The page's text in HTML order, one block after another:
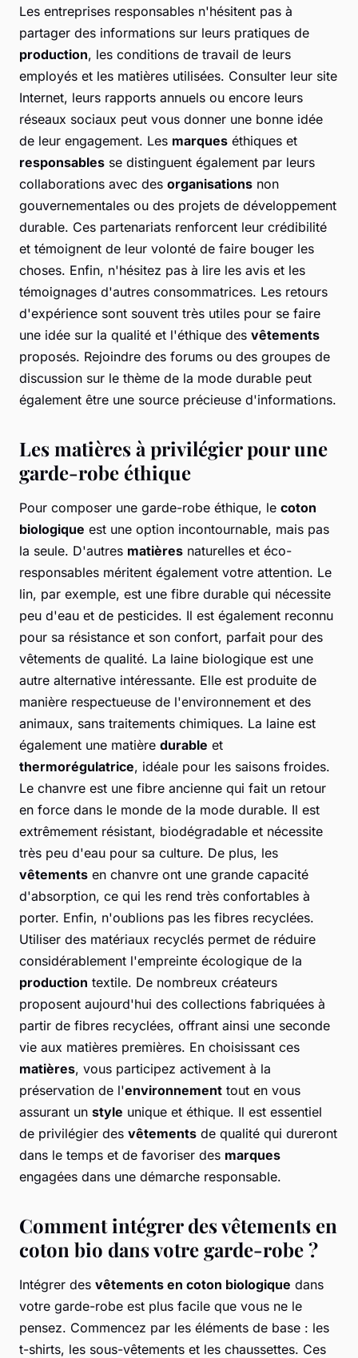
Les entreprises responsables n'hésitent pas à
partager des informations sur leurs pratiques de
production, les conditions de travail de leurs
employés et les matières utilisées. Consulter leur site
Internet, leurs rapports annuels ou encore leurs
réseaux sociaux peut vous donner une bonne idée
de leur engagement. Les marques éthiques et
responsables se distinguent également par leurs
collaborations avec des organisations non
gouvernementales ou des projets de développement
durable. Ces partenariats renforcent leur crédibilité
et témoignent de leur volonté de faire bouger les
choses. Enfin, n'hésitez pas à lire les avis et les
témoignages d'autres consommatrices. Les retours
d'expérience sont souvent très utiles pour se faire
une idée sur la qualité et l'éthique des vêtements
proposés. Rejoindre des forums ou des groupes de
discussion sur le thème de la mode durable peut
également être une source précieuse d'informations.
Les matières à privilégier pour une
garde-robe éthique
Pour composer une garde-robe éthique, le coton
biologique est une option incontournable, mais pas
la seule. D'autres matières naturelles et éco-
responsables méritent également votre attention. Le
lin, par exemple, est une fibre durable qui nécessite
peu d'eau et de pesticides. Il est également reconnu
pour sa résistance et son confort, parfait pour des
vêtements de qualité. La laine biologique est une
autre alternative intéressante. Elle est produite de
manière respectueuse de l'environnement et des
animaux, sans traitements chimiques. La laine est
également une matière durable et
thermorégulatrice, idéale pour les saisons froides.
Le chanvre est une fibre ancienne qui fait un retour
en force dans le monde de la mode durable. Il est
extrêmement résistant, biodégradable et nécessite
très peu d'eau pour sa culture. De plus, les
vêtements en chanvre ont une grande capacité
d'absorption, ce qui les rend très confortables à
porter. Enfin, n'oublions pas les fibres recyclées.
Utiliser des matériaux recyclés permet de réduire
considérablement l'empreinte écologique de la
production textile. De nombreux créateurs
proposent aujourd'hui des collections fabriquées à
partir de fibres recyclées, offrant ainsi une seconde
vie aux matières premières. En choisissant ces
matières, vous participez activement à la
préservation de l'environnement tout en vous
assurant un style unique et éthique. Il est essentiel
de privilégier des vêtements de qualité qui dureront
dans le temps et de favoriser des marques
engagées dans une démarche responsable.
Comment intégrer des vêtements en
coton bio dans votre garde-robe ?
Intégrer des vêtements en coton biologique dans
votre garde-robe est plus facile que vous ne le
pensez. Commencez par les éléments de base : les
t-shirts, les sous-vêtements et les chaussettes. Ces